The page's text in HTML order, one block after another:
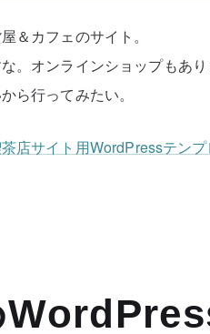
＆カフェのサイト。
。オンラインショップもあり
ら行ってみたい。
店サイト用WordPressテン